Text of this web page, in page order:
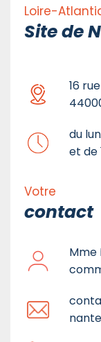
Loire-
Site de
16
du
et de
Votre
contact
Mme